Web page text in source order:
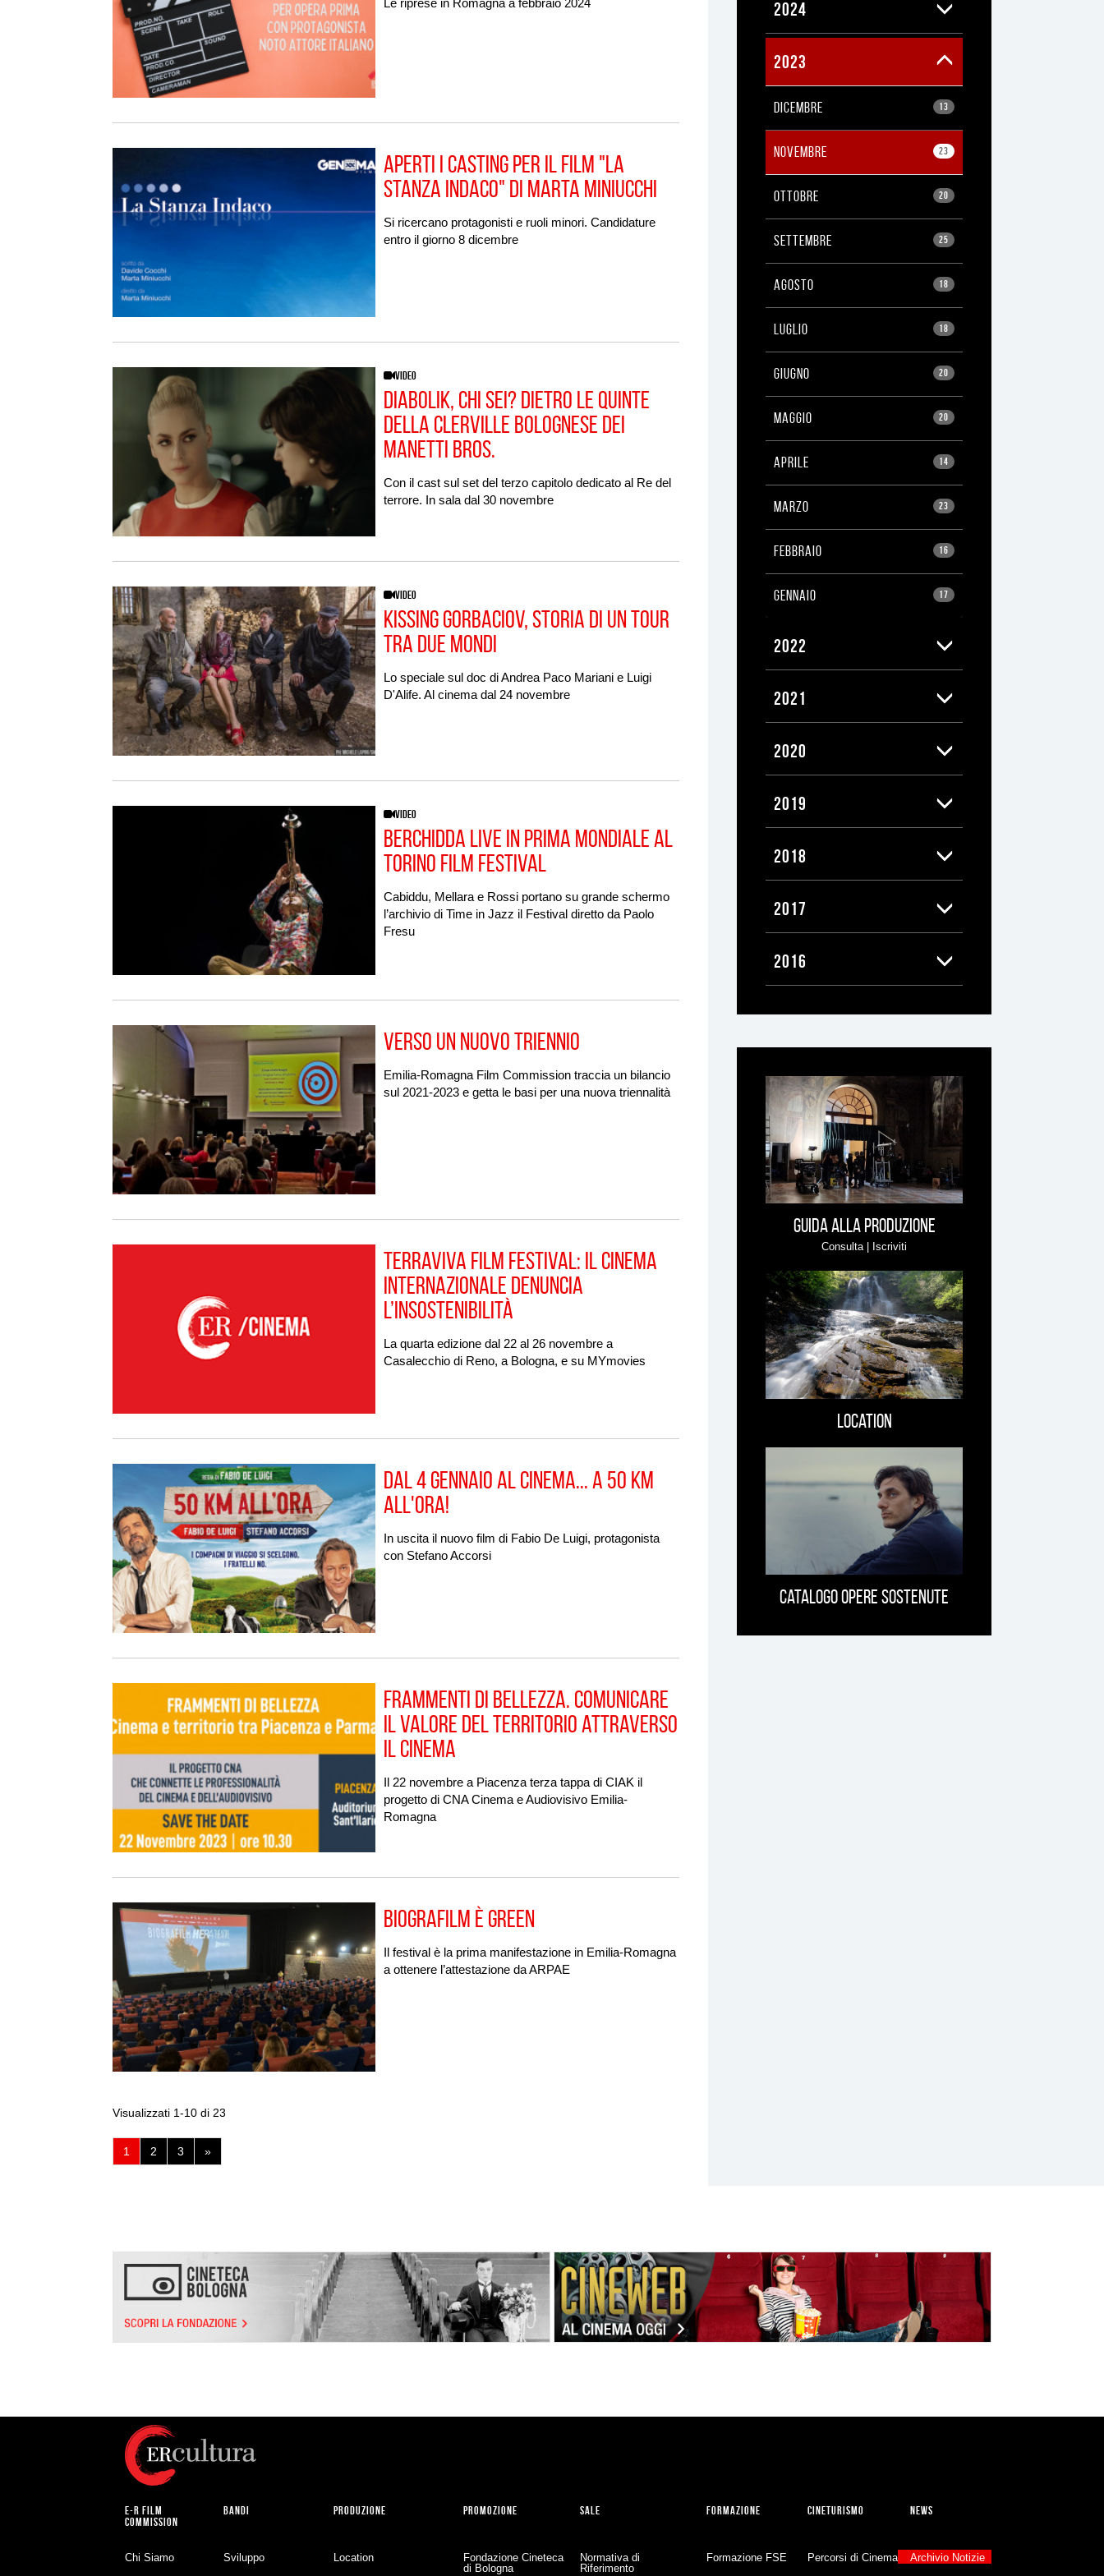
Le riprese in Romagna a febbraio 2024
Aperti i casting per il film "La
Stanza Indaco" di Marta Miniucchi
Si ricercano protagonisti e ruoli minori. Candidature
entro il giorno 8 dicembre
VIDEO
Diabolik, chi sei? Dietro le quinte
della Clerville bolognese dei
Manetti Bros.
Con il cast sul set del terzo capitolo dedicato al Re del
terrore. In sala dal 30 novembre
VIDEO
Kissing Gorbaciov, storia di un tour
tra due Mondi
Lo speciale sul doc di Andrea Paco Mariani e Luigi
D'Alife. Al cinema dal 24 novembre
VIDEO
Berchidda Live in prima mondiale al
Torino Film Festival
Cabiddu, Mellara e Rossi portano su grande schermo
l’archivio di Time in Jazz il Festival diretto da Paolo
Fresu
Verso un nuovo triennio
Emilia-Romagna Film Commission traccia un bilancio
sul 2021-2023 e getta le basi per una nuova triennalità
Terraviva Film Festival: il cinema
internazionale denuncia
l’insostenibilità
La quarta edizione dal 22 al 26 novembre a
Casalecchio di Reno, a Bologna, e su MYmovies
Dal 4 gennaio al cinema... a 50 km
all'ora!
In uscita il nuovo film di Fabio De Luigi, protagonista
con Stefano Accorsi
FRAMMENTI DI BELLEZZA. Comunicare
il valore del territorio attraverso
il cinema
Il 22 novembre a Piacenza terza tappa di CIAK il
progetto di CNA Cinema e Audiovisivo Emilia-
Romagna
Biografilm è Green
Il festival è la prima manifestazione in Emilia-Romagna
a ottenere l’attestazione da ARPAE
Visualizzati 1-10 di 23
1
(pagina
corrente)
2 3 »
2024
2023
13
DICEMBRE
23
NOVEMBRE
20
OTTOBRE
25
SETTEMBRE
18
AGOSTO
18
LUGLIO
20
GIUGNO
20
MAGGIO
14
APRILE
23
MARZO
16
FEBBRAIO
17
GENNAIO
2022
2021
2020
2019
2018
2017
2016
Ti
può
interessare
Guida alla produzione
Consulta | Iscriviti
Location
Catalogo opere sostenute
E-R FILM
COMMISSION
Chi Siamo
BANDI
Sviluppo
PRODUZIONE
Location
PROMOZIONE
Fondazione Cineteca
di Bologna
SALE
Normativa di
Riferimento
FORMAZIONE
Formazione FSE
CINETURISMO
Percorsi di Cinema
NEWS
Archivio Notizie